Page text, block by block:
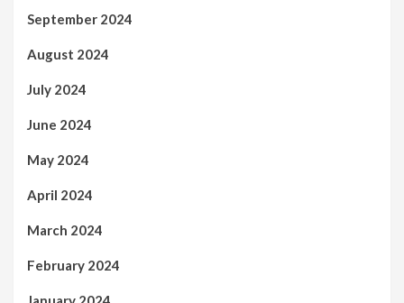
September 2024
August 2024
July 2024
June 2024
May 2024
April 2024
March 2024
February 2024